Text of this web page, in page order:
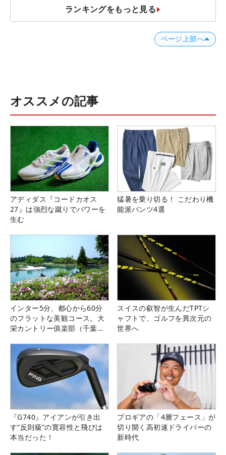
ランキングをもっと見る
ページ上部へ
オススメの記事
アディダス『コードカオス
27』は強烈な蹴りでパワーを
生む
猛暑を乗り切る！ こだわり機
能派パンツ4選
インター5分、都心から60分
のフラットな美観コース。大
栄カントリー俱楽部（千葉
スイスの叡智が生んだTPTシ
ャフトで、ゴルフを異次元の
世界へ
『G740』アイアンが引き出
す“反則級”の寛容性と飛びは
本当だった！
プロギアの「4層フェース」が
切り開く高初速ドライバーの
新時代